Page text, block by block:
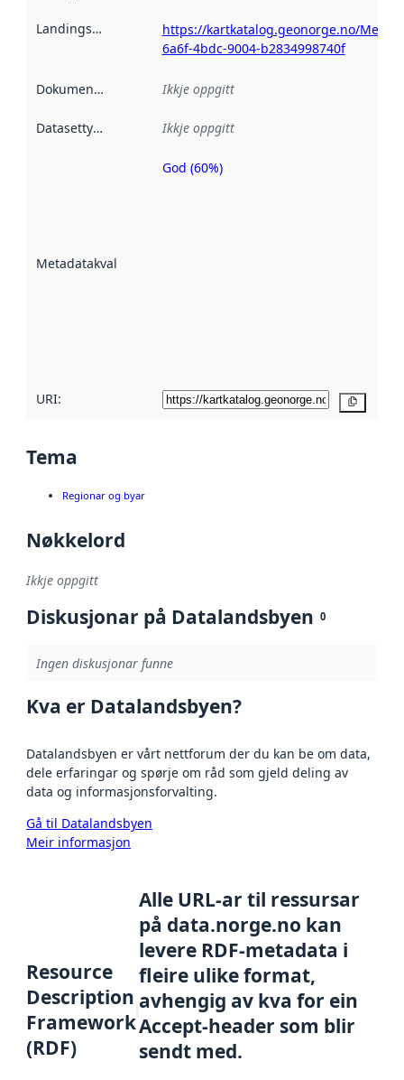
Landingsside
https://kartkatalog.geonorge.no/
6a6f-4bdc-9004-b2834998740f
Dokumentasjon Ikkje oppgitt
Datasettype Ikkje oppgitt
Metadatakvalitet
Metadatakvalitet
God (60%)
URI:
Tema
Regionar og byar
Nøkkelord
Ikkje oppgitt
Diskusjonar på Datalandsbyen 0
Ingen diskusjonar funne
Kva er Datalandsbyen?
Datalandsbyen er vårt nettforum der du kan be om data,
dele erfaringar og spørje om råd som gjeld deling av
data og informasjonsforvalting.
Gå til Datalandsbyen
Meir informasjon
Resource
Description
Framework
(RDF)
Alle URL-ar til ressursar
på data.norge.no kan
levere RDF-metadata i
fleire ulike format,
avhengig av kva for ein
Accept-header som blir
sendt med.